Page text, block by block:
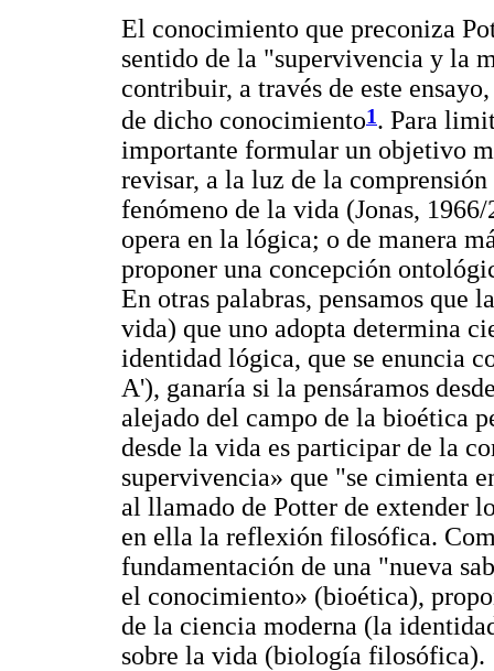
El conocimiento que preconiza
sentido de la "supervivencia y la
contribuir, a través de este
de dicho conocimiento1. Para
importante formular un objetivo
revisar, a la luz de la
fenómeno de la vida (Jonas,
opera en la lógica; o de manera
proponer una concepción
En otras palabras, pensamos que
vida) que uno adopta determina
identidad lógica, que se enuncia
A'), ganaría si la pensáramos
alejado del campo de la bioética
desde la vida es participar de la
supervivencia» que "se cimienta
al llamado de Potter de extender
en ella la reflexión filosófica.
fundamentación de una "nueva
el conocimiento» (bioética),
de la ciencia moderna (la
sobre la vida (biología filosófica).